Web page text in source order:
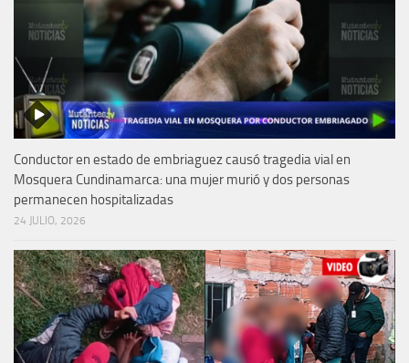
Conductor en estado de embriaguez causó tragedia vial en
Mosquera Cundinamarca: una mujer murió y dos personas
permanecen hospitalizadas
24 JULIO, 2026